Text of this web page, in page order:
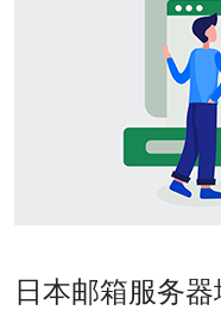
日本邮箱服务